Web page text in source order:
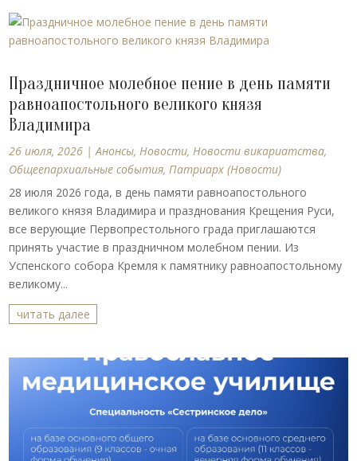
Праздничное молебное пение в день памяти
равноапостольного великого князя
Владимира
26 июля, 2026 |Анонсы, Новости, Новости викариатства,
Общеепархиальные события, Патриарх (Новости)
28 июля 2026 года, в день памяти равноапостольного
великого князя Владимира и празднования Крещения Руси,
все верующие Первопрестольного града приглашаются
принять участие в праздничном молебном пении. Из
Успенского собора Кремля к памятнику равноапостольному
великому...
читать далее